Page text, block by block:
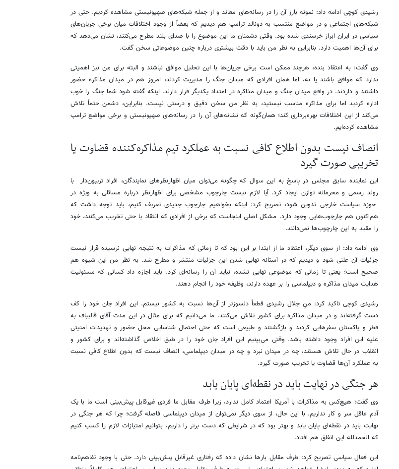
رشیدی کوچی ادامه داد: نمونه بارز آن را در رسانه‌های معاند و از جمله شبکه‌های صهیونیستی مشاهده کردیم. حتی در
شبکه‌های اجتماعی و در مواضع منتسب به دونالد ترامپ هم دیدیم که بعضاً از وجود اختلافات میان برخی جریان‌های
سیاسی در ایران ابراز خرسندی شده بود. وقتی دشمنان ما این موضوع را با صدای بلند مطرح می‌کنند، نشان می‌دهد که
برای آن‌ها اهمیت دارد. بنابراین به نظر من باید با دقت بیشتری درباره چنین موضوعاتی سخن گفت.
وی گفت: به اعتقاد بنده، هرچند ممکن است برخی جریان‌ها با این تحلیل موافق نباشند و البته برای من نیز اهمیتی
ندارد که موافق باشند یا نه، اما همان افرادی که میدان جنگ را مدیریت کردند، امروز هم در میدان مذاکره حضور
داشتند و داردند. در واقع میدان جنگ و میدان مذاکره در امتداد یکدیگر قرار دارند. اینکه گفته شود شما جنگ را خوب
اداره کردید اما برای مذاکره مناسب نیستید، به نظر من سخن دقیق و درستی نیست. بنابراین، دشمن حتماً تلاش
می‌کند از این اختلافات بهره‌برداری کند؛ همان‌گونه که نشانه‌های آن را در رسانه‌های صهیونیستی و برخی مواضع ترامپ
مشاهده کرده‌ایم.
انصاف نیست بدون اطلاع کافی نسبت به عملکرد تیم مذاکره‌کننده قضاوت یا
تخریبی صورت گیرد
این نماینده سابق مجلس در پاسخ به این سوال که چگونه می‌توان میان اظهارنظرهای نمایندگان، افراد تریبون‌دار با
روند رسمی و محرمانه توازن ایجاد کرد. آیا لازم نیست چارچوب مشخصی برای اظهارنظر درباره مسائلی به ویژه در
حوزه سیاست خارجی تدوین شود، تصریح کرد: اینکه بخواهیم چارچوب جدیدی تعریف کنیم، باید توجه داشت که
هم‌اکنون هم چارچوب‌هایی وجود دارد. مشکل اصلی اینجاست که برخی از افرادی که انتقاد یا حتی تخریب می‌کنند، خود
را مقید به این چارچوب‌ها نمی‌دانند.
وی ادامه داد: از سوی دیگر، اعتقاد ما از ابتدا بر این بود که تا زمانی که مذاکرات به نتیجه نهایی نرسیده قرار نیست
جزئیات آن علنی شود و دیدیم که در آستانه نهایی شدن این جزئیات منتشر و مطرح شد. به نظر من این شیوه هم
صحیح است؛ یعنی تا زمانی که موضوعی نهایی نشده، نباید آن را رسانه‌ای کرد. باید اجازه داد کسانی که مسئولیت
هدایت میدان مذاکره و دیپلماسی را بر عهده دارند، وظیفه خود را انجام دهند.
رشیدی کوچی تاکید کرد: منِ جلال رشیدی قطعاً دلسوزتر از آن‌ها نسبت به کشور نیستم. این افراد جان خود را کف
دست گرفته‌اند و در میدان مذاکره برای کشور تلاش می‌کنند. ما می‌دانیم که برای مثال در این مدت آقای قالیباف به
قطر و پاکستان سفرهایی کردند و بازگشتند و طبیعی است که حتی احتمال شناسایی محل حضور و تهدیدات امنیتی
علیه این افراد وجود داشته باشد. وقتی می‌بینیم این افراد جان خود را در طبق اخلاص گذاشته‌اند و برای کشور و
انقلاب در حال تلاش هستند، چه در میدان نبرد و چه در میدان دیپلماسی، انصاف نیست که بدون اطلاع کافی نسبت
به عملکرد آن‌ها قضاوت یا تخریب صورت گیرد.
هر جنگی در نهایت باید در نقطه‌ای پایان یابد
وی گفت: هیچ‌کس به مذاکرات با آمریکا اعتماد کامل ندارد، زیرا طرف مقابل ما فردی غیرقابل پیش‌بینی است ما با یک
آدم عاقل سر و کار نداریم. با این حال، از سوی دیگر نمی‌توان از میدان دیپلماسی فاصله گرفت؛ چرا که هر جنگی در
نهایت باید در نقطه‌ای پایان یابد و بهتر بود که در شرایطی که دست برتر را داریم، بتوانیم امتیازات لازم را کسب کنیم
که الحمدلله این اتفاق هم افتاد.
این فعال سیاسی تصریح کرد: طرف مقابل بارها نشان داده که رفتاری غیرقابل پیش‌بینی دارد. حتی با وجود تفاهم‌نامه